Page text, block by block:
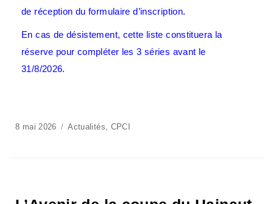
de réception du formulaire d’inscription.
En cas de désistement, cette liste constituera la
réserve pour compléter les 3 séries avant le
31/8/2026.
8 mai 2026 Actualités, CPCI